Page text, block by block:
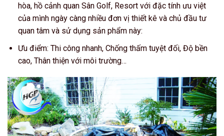
hòa, hồ cảnh quan Sân Golf, Resort với đặc tính ưu việt
của mình ngày càng nhiều đơn vị thiết kê và chủ đầu tư
quan tâm và sử dụng sản phẩm này:
Ưu điểm: Thi công nhanh, Chống thấm tuyệt đối, Độ bền
cao, Thân thiện với môi trường…